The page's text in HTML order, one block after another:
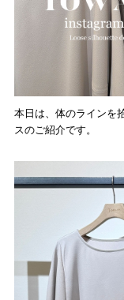
本日は、体のラインを
スのご紹介です。